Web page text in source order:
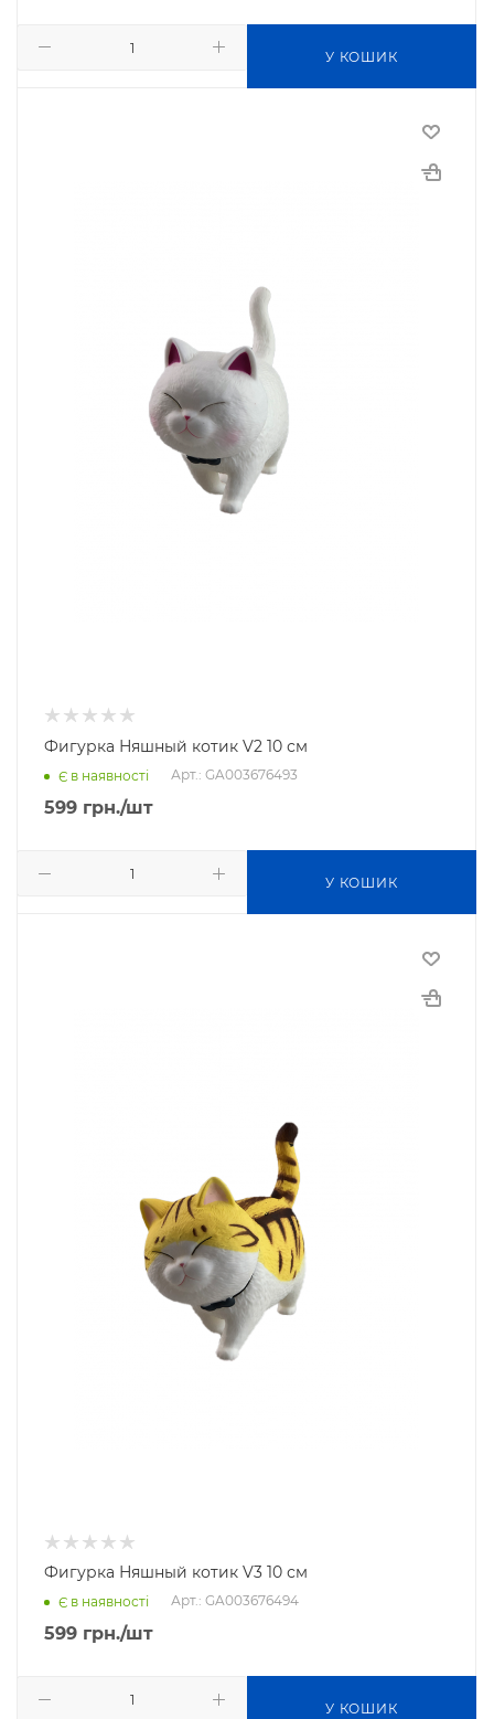
У КОШИК
Фигурка Няшный котик V2 10 см
Є в наявності Арт.: GA003676493
599 грн./шт
У КОШИК
Фигурка Няшный котик V3 10 см
Є в наявності Арт.: GA003676494
599 грн./шт
У КОШИК